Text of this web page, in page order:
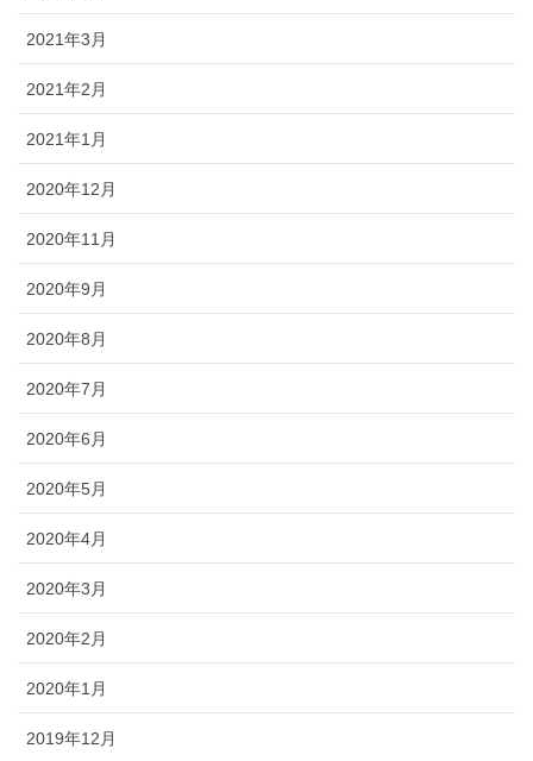
2021年3月
2021年2月
2021年1月
2020年12月
2020年11月
2020年9月
2020年8月
2020年7月
2020年6月
2020年5月
2020年4月
2020年3月
2020年2月
2020年1月
2019年12月